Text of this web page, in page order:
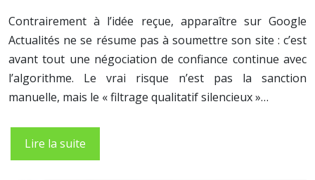
Contrairement à l’idée reçue, apparaître sur Google
Actualités ne se résume pas à soumettre son site : c’est
avant tout une négociation de confiance continue avec
l’algorithme. Le vrai risque n’est pas la sanction
manuelle, mais le « filtrage qualitatif silencieux »…
Lire la suite